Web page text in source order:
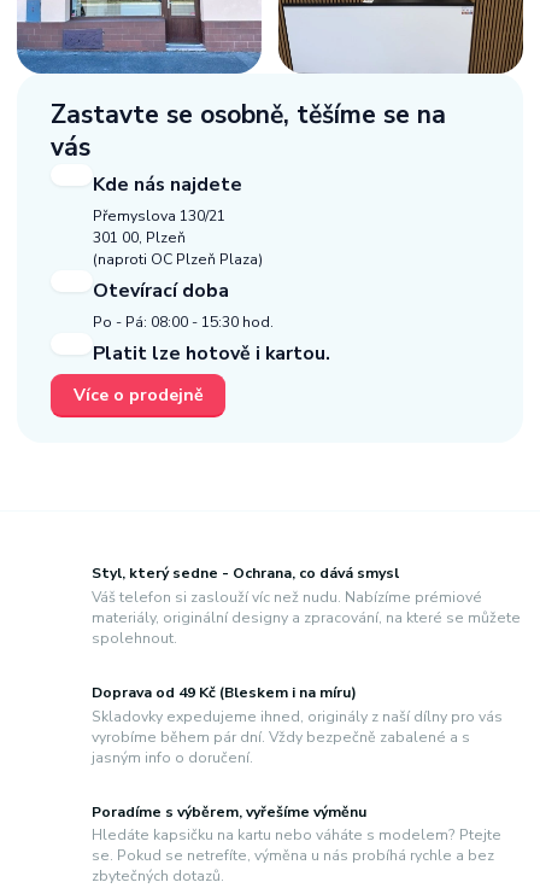
Zastavte se osobně, těšíme se na
vás
Kde nás najdete
Přemyslova 130/21
301 00, Plzeň
(naproti OC Plzeň Plaza)
Otevírací doba
Po - Pá: 08:00 - 15:30 hod.
Platit lze hotově i kartou.
Více o prodejně
Styl, který sedne - Ochrana, co dává smysl
Váš telefon si zaslouží víc než nudu. Nabízíme prémiové
materiály, originální designy a zpracování, na které se můžete
spolehnout.
Doprava od 49 Kč (Bleskem i na míru)
Skladovky expedujeme ihned, originály z naší dílny pro vás
vyrobíme během pár dní. Vždy bezpečně zabalené a s
jasným info o doručení.
Poradíme s výběrem, vyřešíme výměnu
Hledáte kapsičku na kartu nebo váháte s modelem? Ptejte
se. Pokud se netrefíte, výměna u nás probíhá rychle a bez
zbytečných dotazů.